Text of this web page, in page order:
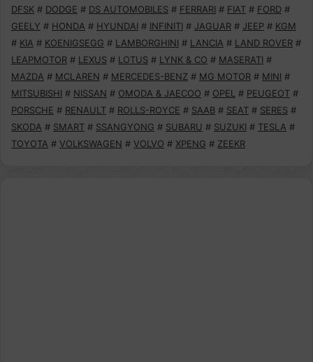
DFSK # DODGE # DS AUTOMOBILES # FERRARI # FIAT # FORD #
GEELY # HONDA # HYUNDAI # INFINITI # JAGUAR # JEEP # KGM
# KIA # KOENIGSEGG # LAMBORGHINI # LANCIA # LAND ROVER #
LEAPMOTOR # LEXUS # LOTUS # LYNK & CO # MASERATI #
MAZDA # MCLAREN # MERCEDES-BENZ # MG MOTOR # MINI #
MITSUBISHI # NISSAN # OMODA & JAECOO # OPEL # PEUGEOT #
PORSCHE # RENAULT # ROLLS-ROYCE # SAAB # SEAT # SERES #
SKODA # SMART # SSANGYONG # SUBARU # SUZUKI # TESLA #
TOYOTA # VOLKSWAGEN # VOLVO # XPENG # ZEEKR